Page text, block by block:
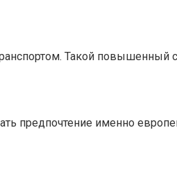
Такой повышенный
предпочтение именно